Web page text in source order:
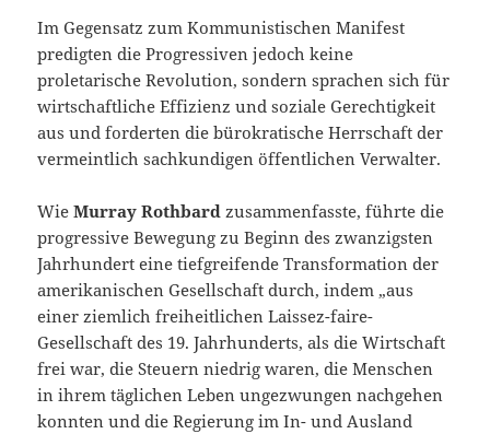
Im Gegensatz zum Kommunistischen Manifest
predigten die Progressiven jedoch keine
proletarische Revolution, sondern sprachen sich für
wirtschaftliche Effizienz und soziale Gerechtigkeit
aus und forderten die bürokratische Herrschaft der
vermeintlich sachkundigen öffentlichen Verwalter.
Wie Murray Rothbard zusammenfasste, führte die
progressive Bewegung zu Beginn des zwanzigsten
Jahrhundert eine tiefgreifende Transformation der
amerikanischen Gesellschaft durch, indem „aus
einer ziemlich freiheitlichen Laissez-faire-
Gesellschaft des 19. Jahrhunderts, als die Wirtschaft
frei war, die Steuern niedrig waren, die Menschen
in ihrem täglichen Leben ungezwungen nachgehen
konnten und die Regierung im In- und Ausland